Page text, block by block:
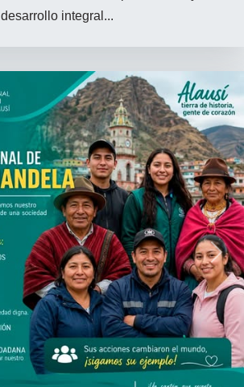
integral...
Next